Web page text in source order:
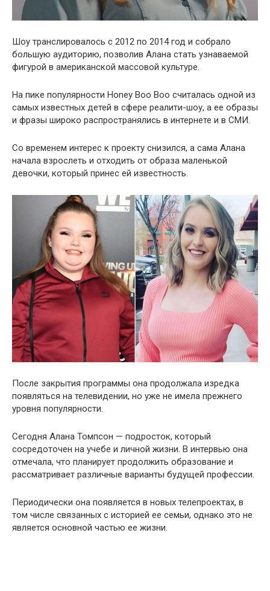
Шоу транслировалось с 2012 по 2014 год и собрало
большую аудиторию, позволив Алана стать узнаваемой
фигурой в американской массовой культуре.
На пике популярности Honey Boo Boo считалась одной из
самых известных детей в сфере реалити-шоу, а ее образы
и фразы широко распространялись в интернете и в СМИ.
Со временем интерес к проекту снизился, а сама Алана
начала взрослеть и отходить от образа маленькой
девочки, который принес ей известность.
После закрытия программы она продолжала изредка
появляться на телевидении, но уже не имела прежнего
уровня популярности.
Сегодня Алана Томпсон — подросток, который
сосредоточен на учебе и личной жизни. В интервью она
отмечала, что планирует продолжить образование и
рассматривает различные варианты будущей профессии.
Периодически она появляется в новых телепроектах, в
том числе связанных с историей ее семьи, однако это не
является основной частью ее жизни.